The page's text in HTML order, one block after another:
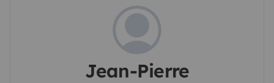
Jean-Pierre